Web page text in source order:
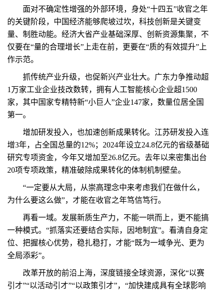
面对不确定性增强的外部环境，身处“十四五”收官之年
的关键阶段，中国经济能够爬坡过坎，科技创新是关键变
量、制胜动能。经济大省产业基础深厚、创新资源集聚，不
仅要在“量的合理增长”上走在前，更要在“质的有效提升”上
作示范。
抓传统产业升级，也促新兴产业壮大。广东力争推动超
1万家工业企业技改数转，拥有人工智能核心企业超1500
家，其中国家专精特新“小巨人”企业147家，数量位居全国
第一。
增加研发投入，也加速创新成果转化。江苏研发投入连
增3年，占全国总量的12%；2024年设立24.8亿元的省级基础
研究专项资金，今年又增加至26.8亿元。去年以来密集出台
20项专项政策，精准破除成果转化的体制机制壁垒。
“一定要从大局，从崇高理念中来考虑我们在做什么，
为什么要这么做”，才能在收官之年笃信笃行。
再看一域。发展新质生产力，不能一哄而上，更不能搞
一种模式。“抓落实还要结合实际，因地制宜”。看清自身定
位、把握核心优势，稳扎稳打，才能“既为一域争光、更为
全局添彩”。
改革开放的前沿上海，深度链接全球资源，深化“以赛
引才”“以活动引才”“以政策引才”，“加快建成具有全球影响